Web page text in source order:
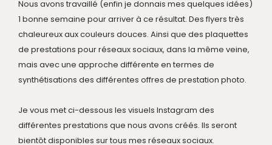
Nous avons travaillé (enfin je donnais mes quelques idées)
1 bonne semaine pour arriver à ce résultat. Des flyers très
chaleureux aux couleurs douces. Ainsi que des plaquettes
de prestations pour réseaux sociaux, dans la même veine,
mais avec une approche différente en termes de
synthétisations des différentes offres de prestation photo.
Je vous met ci-dessous les visuels Instagram des
différentes prestations que nous avons créés. Ils seront
bientôt disponibles sur tous mes réseaux sociaux.